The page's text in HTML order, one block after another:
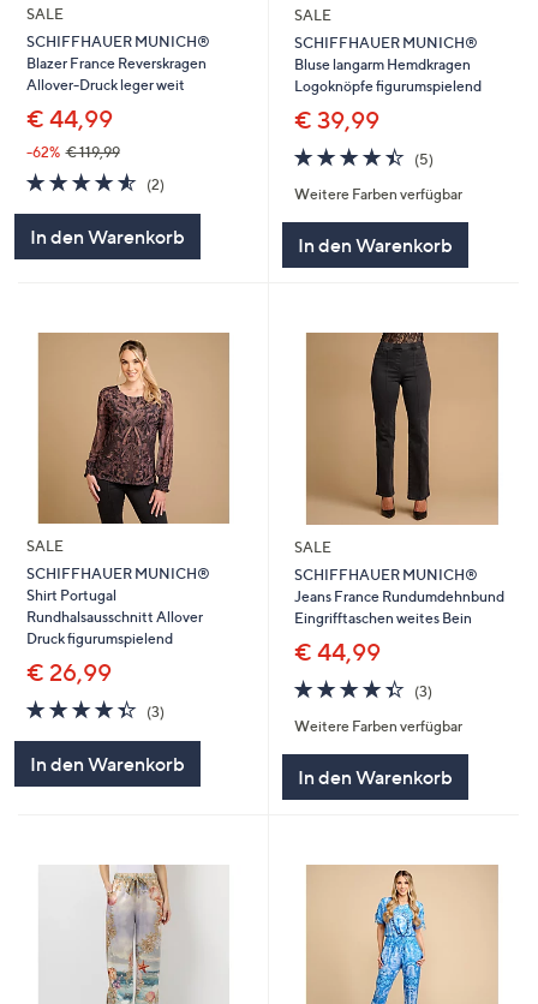
SALE
SCHIFFHAUER MUNICH®
Blazer France Reverskragen
Allover-Druck leger weit
€ 44,99
-62% € 119,99
4.5
von
(2)
In den Warenkorb
SALE
SCHIFFHAUER MUNICH®
Bluse langarm Hemdkragen
Logoknöpfe figurumspielend
€ 39,99
4.4
von
5
(5)
Weitere Farben verfügbar
In den Warenkorb
SALE
SCHIFFHAUER MUNICH®
Shirt Portugal
Rundhalsausschnitt Allover
Druck figurumspielend
€ 26,99
4.3
von
(3)
In den Warenkorb
SALE
SCHIFFHAUER MUNICH®
Jeans France Rundumdehnbund
Eingrifftaschen weites Bein
€ 44,99
4.3
von
5
(3)
Weitere Farben verfügbar
In den Warenkorb